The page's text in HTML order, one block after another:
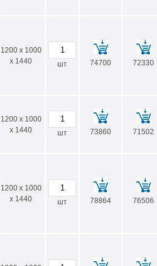
1200 x 1000
x 1440
шт 74700 72330
1200 x 1000
x 1440
шт 73860 71502
1200 x 1000
x 1440
шт 78864 76506